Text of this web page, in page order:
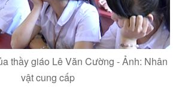
thầy giáo Lê Văn Cường - Ảnh: Nhân
vật cung cấp